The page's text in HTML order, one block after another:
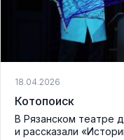
18.04.2026
Котопоиск
В Рязанском театре
и рассказали